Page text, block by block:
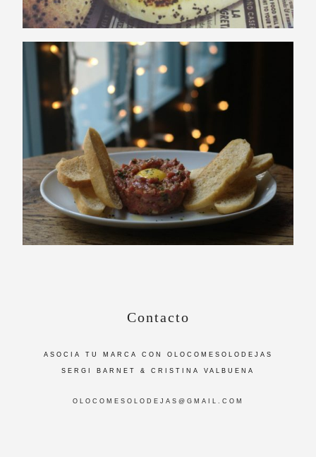
Contacto
ASOCIA TU MARCA CON OLOCOMESOLODEJAS
SERGI BARNET & CRISTINA VALBUENA
OLOCOMESOLODEJAS@GMAIL.COM